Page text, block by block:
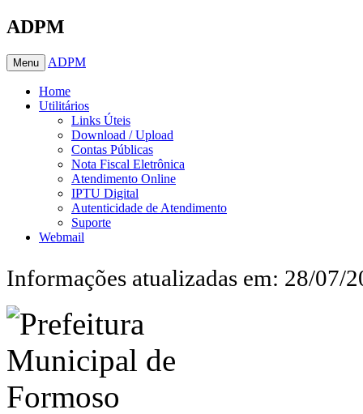
ADPM
Menu ADPM
Home
Utilitários
Links Úteis
Download / Upload
Contas Públicas
Nota Fiscal Eletrônica
Atendimento Online
IPTU Digital
Autenticidade de Atendimento
Suporte
Webmail
Informações atualizadas em: 28/07/